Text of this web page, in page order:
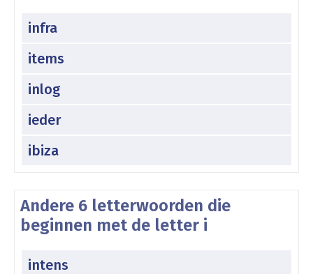
infra
items
inlog
ieder
ibiza
Andere 6 letterwoorden die
beginnen met de letter i
intens